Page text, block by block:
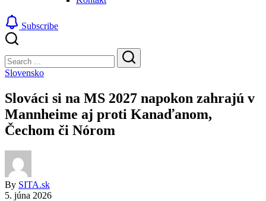
Subscribe
Search
Search
Slovensko
Slováci si na MS 2027 napokon zahrajú v
Mannheime aj proti Kanaďanom,
Čechom či Nórom
By SITA.sk
5. júna 2026